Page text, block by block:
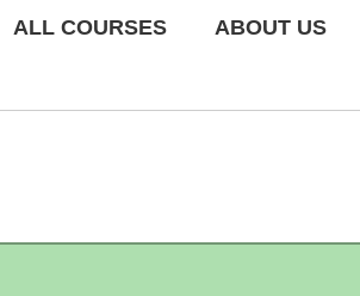
ALL COURSES ABOUT US